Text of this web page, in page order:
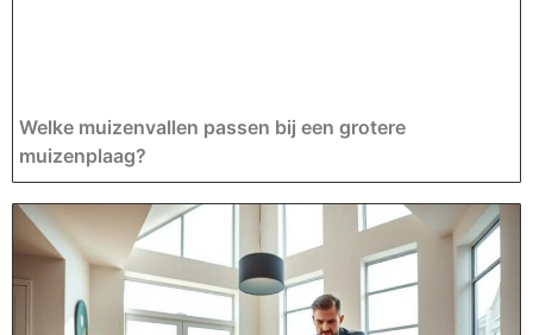
Welke muizenvallen passen bij een grotere
muizenplaag?